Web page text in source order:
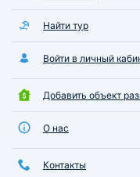
Найти тур
Войти в личный
Добавить объект
О нас
Контакты